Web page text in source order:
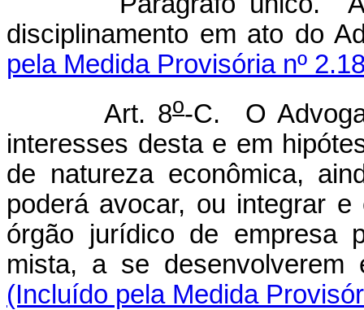
disciplinamento em ato do
pela Medida Provisória nº
Art. 8o-C. O
interesses desta e em
de natureza econômica,
poderá avocar, ou integrar
órgão jurídico de empresa
mista, a se
(Incluído pela Medida